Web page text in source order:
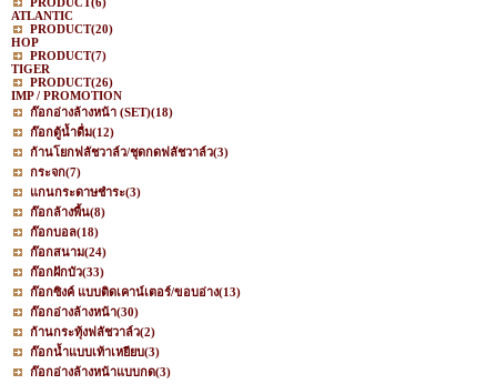
ATLANTIC
PRODUCT(20)
HOP
PRODUCT(7)
TIGER
PRODUCT(26)
IMP / PROMOTION
ก๊อกอ่างล้างหน้า (SET)(18)
ก๊อกตู้น้ำดื่ม(12)
ก้านโยกฟลัชวาล์ว/ชุดกดฟลัชวาล์ว(3)
กระจก(7)
แกนกระดาษชำระ(3)
ก๊อกล้างพื้น(8)
ก๊อกบอล(18)
ก๊อกสนาม(24)
ก๊อกฝักบัว(33)
ก๊อกซิงค์ แบบติดเคาน์เตอร์/ขอบอ่าง(13)
ก๊อกอ่างล้างหน้า(30)
ก้านกระทุ้งฟลัชวาล์ว(2)
ก๊อกน้ำแบบเท้าเหยียบ(3)
ก๊อกอ่างล้างหน้าแบบกด(3)